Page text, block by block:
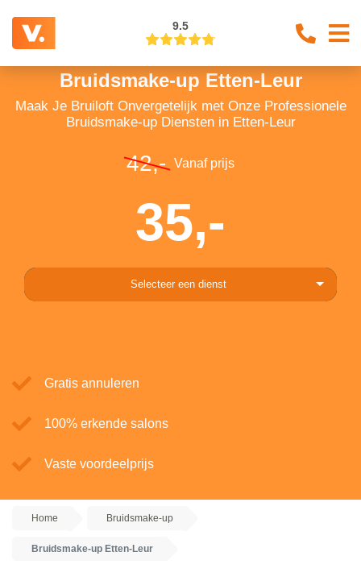
9.5
Bruidsmake-up Etten-Leur
Maak Je Bruiloft Onvergetelijk met Onze Professionele
Bruidsmake-up Diensten in Etten-Leur
42,- Vanaf prijs
35,-
Selecteer een dienst
Gratis annuleren
100% erkende salons
Vaste voordeelprijs
Home Bruidsmake-up
Bruidsmake-up Etten-Leur